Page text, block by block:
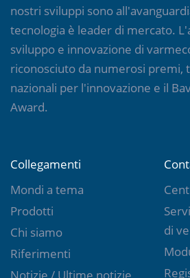
nostri sviluppi sono
tecnologia è leader di mercato.
sviluppo e innovazione di
riconosciuto da numerosi premi,
nazionali per l'innovazione e il
Award.
Collegamenti
Mondi a tema
Prodotti
Chi siamo
Riferimenti
Notizie / Ultime notizie
di